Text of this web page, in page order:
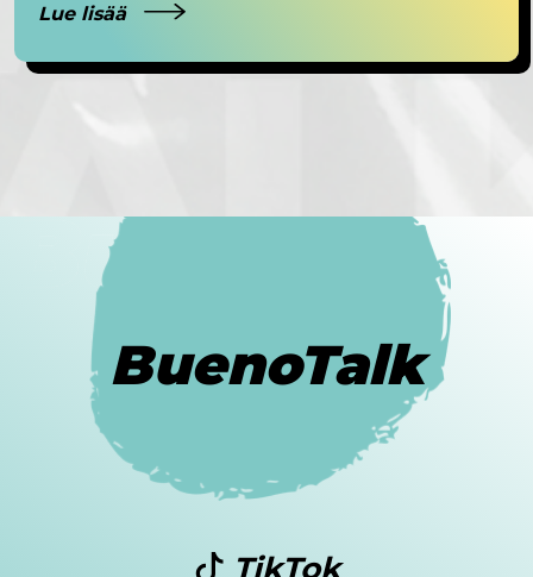
Lue lisää
BuenoTalk
TikTok